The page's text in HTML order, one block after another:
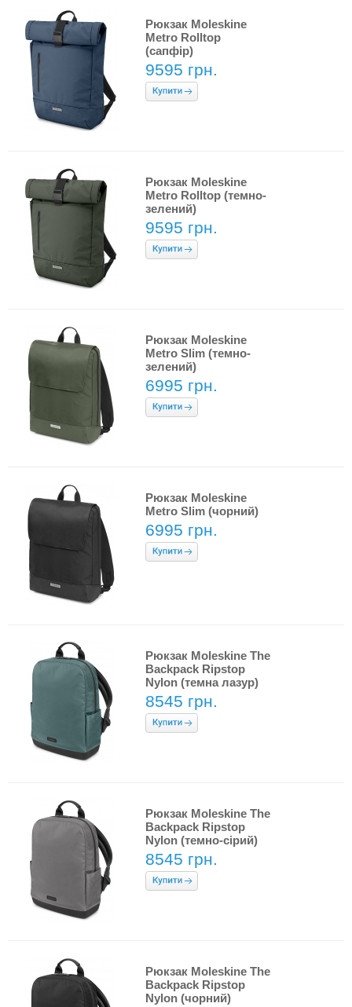
Рюкзак Moleskine
Metro Rolltop
(сапфір)
9595 грн.
Рюкзак Moleskine
Metro Rolltop (темно-
зелений)
9595 грн.
Рюкзак Moleskine
Metro Slim (темно-
зелений)
6995 грн.
Рюкзак Moleskine
Metro Slim (чорний)
6995 грн.
Рюкзак Moleskine The
Backpack Ripstop
Nylon (темна лазур)
8545 грн.
Рюкзак Moleskine The
Backpack Ripstop
Nylon (темно-сірий)
8545 грн.
Рюкзак Moleskine The
Backpack Ripstop
Nylon (чорний)